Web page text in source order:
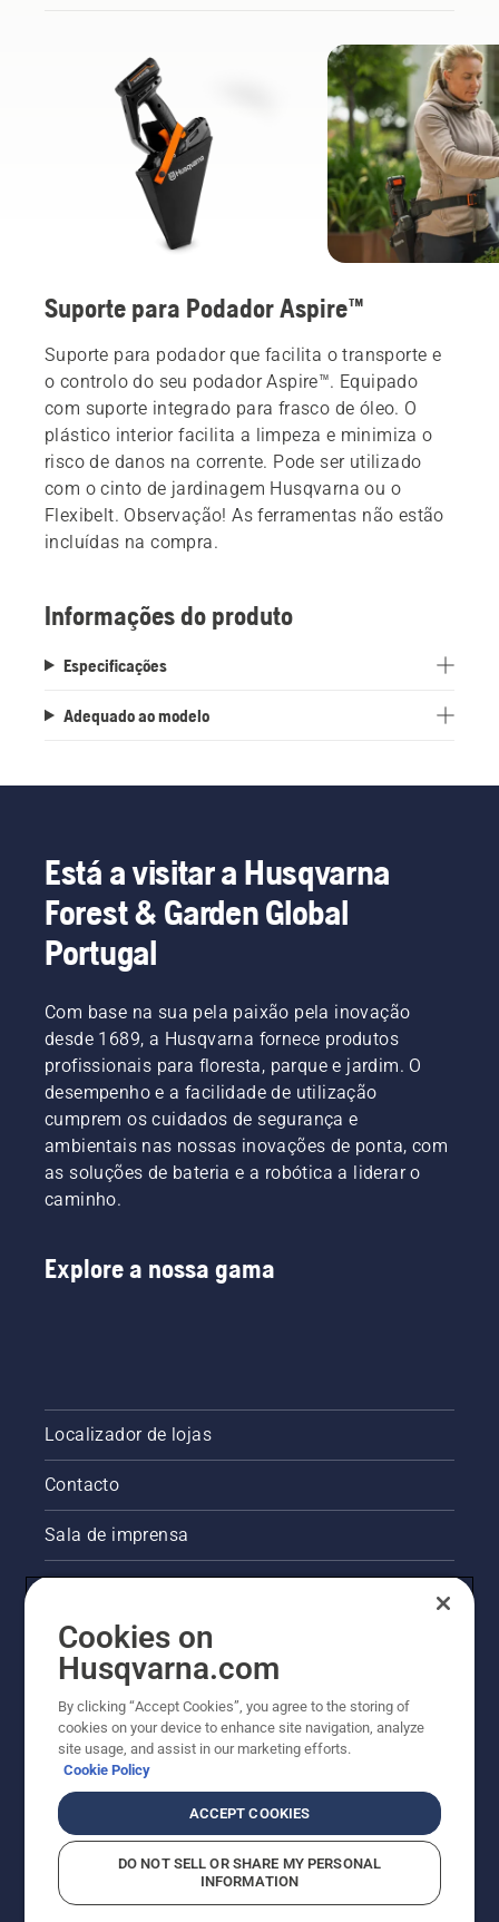
Suporte para Podador Aspire™
Suporte para podador que facilita o transporte e
o controlo do seu podador Aspire™. Equipado
com suporte integrado para frasco de óleo. O
plástico interior facilita a limpeza e minimiza o
risco de danos na corrente. Pode ser utilizado
com o cinto de jardinagem Husqvarna ou o
Flexibelt. Observação! As ferramentas não estão
incluídas na compra.
Informações do produto
Especificações
Adequado ao modelo
Está a visitar a Husqvarna
Forest & Garden Global
Portugal
Com base na sua pela paixão pela inovação
desde 1689, a Husqvarna fornece produtos
profissionais para floresta, parque e jardim. O
desempenho e a facilidade de utilização
cumprem os cuidados de segurança e
ambientais nas nossas inovações de ponta, com
as soluções de bateria e a robótica a liderar o
caminho.
Explore a nossa gama
Localizador de lojas
Contacto
Sala de imprensa
Outros websites da Husqvarna
A abordagem da Husqvarna à sustentabilidade
Cookies on
Husqvarna.com
By clicking “Accept Cookies”, you agree to the storing of
cookies on your device to enhance site navigation, analyze
site usage, and assist in our marketing efforts.
Cookie Policy
ACCEPT COOKIES
DO NOT SELL OR SHARE MY PERSONAL
INFORMATION